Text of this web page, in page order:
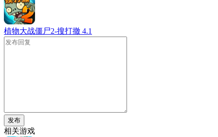
植物大战僵尸2-搜打撤 4.1
发布
相关游戏